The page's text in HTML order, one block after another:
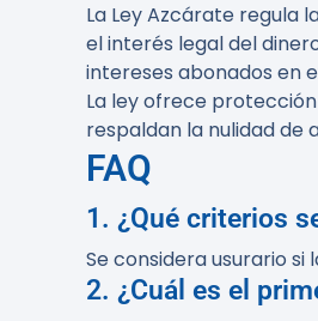
La Ley Azcárate regula
el interés legal del
intereses abonados en
La ley ofrece
respaldan la nulidad de
FAQ
1. ¿Qué criterios
Se considera usurario
2. ¿Cuál es el